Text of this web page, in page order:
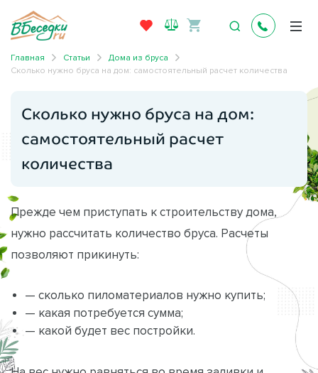
Главная Статьи
Дома из бруса
Сколько нужно бруса на дом: самостоятельный расчет количества
Сколько нужно бруса на дом:
самостоятельный расчет
количества
Прежде чем приступать к строительству дома,
нужно рассчитать количество бруса. Расчеты
позволяют прикинуть:
— сколько пиломатериалов нужно купить;
— какая потребуется сумма;
— какой будет вес постройки.